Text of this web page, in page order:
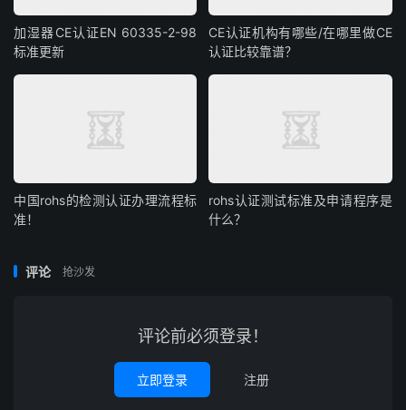
加湿器CE认证EN 60335-2-98
标准更新
CE认证机构有哪些/在哪里做CE
认证比较靠谱？
中国rohs的检测认证办理流程标
准！
rohs认证测试标准及申请程序是
什么？
评论 抢沙发
评论前必须登录！
立即登录 注册